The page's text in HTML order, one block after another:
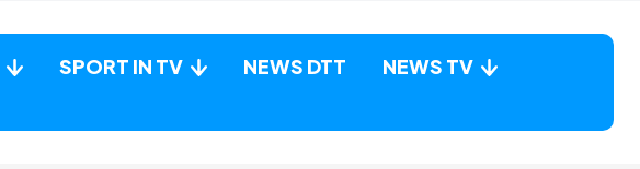
SPORT IN TV NEWS DTT
NEWS TV